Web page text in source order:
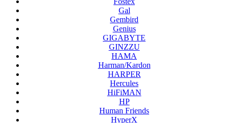
Gal
Gembird
Genius
GIGABYTE
GINZZU
HAMA
Harman/Kardon
HARPER
Hercules
HiFiMAN
HP
Human Friends
HyperX